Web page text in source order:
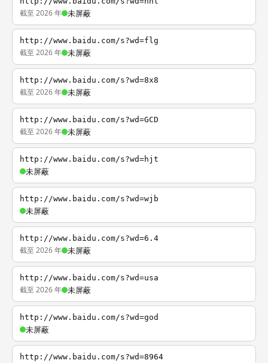
截至 2026 年 未屏蔽
http://www.baidu.com/s?wd=flg
截至 2026 年 未屏蔽
http://www.baidu.com/s?wd=8x8
截至 2026 年 未屏蔽
http://www.baidu.com/s?wd=GCD
截至 2026 年 未屏蔽
http://www.baidu.com/s?wd=hjt
未屏蔽
http://www.baidu.com/s?wd=wjb
未屏蔽
http://www.baidu.com/s?wd=6.4
截至 2026 年 未屏蔽
http://www.baidu.com/s?wd=usa
截至 2026 年 未屏蔽
http://www.baidu.com/s?wd=god
未屏蔽
http://www.baidu.com/s?wd=8964